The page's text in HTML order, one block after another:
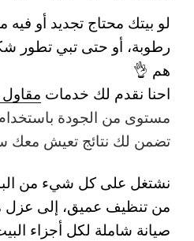
لو بيتك محتاج تجديد أو
رطوبة، أو حتى تبي تطور
هم 👌
احنا نقدم لك خدمات مقاول
مستوى من الجودة
تضمن لك نتائج تعيش معك
نشتغل على كل شيء من
من تنظيف عميق، إلى عزل
صيانة شاملة لكل أجزاء